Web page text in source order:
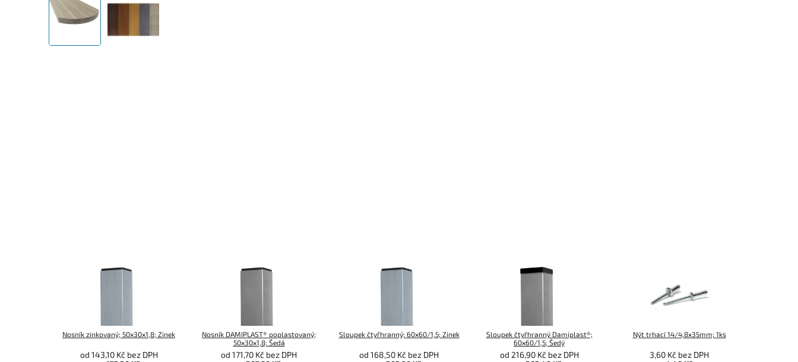
Nosník zinkovaný; 50x30x1,8; Zinek
od 143,10 Kč bez DPH
Nosník DAMIPLAST® poplastovaný;
50x30x1,8; Šedá
od 171,70 Kč bez DPH
Sloupek čtyřhranný; 60x60/1,5; Zinek
od 168,50 Kč bez DPH
Sloupek čtyřhranný Damiplast®;
60x60/1,5; Šedý
od 216,90 Kč bez DPH
Nýt trhací 14/4,8x35mm; 1ks
3,60 Kč bez DPH